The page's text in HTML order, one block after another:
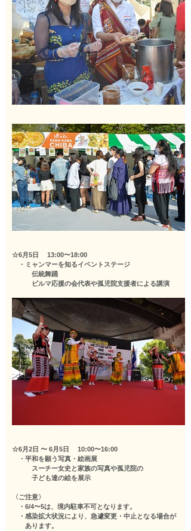
☆6月5日 13:00〜18:00
・ミャンマーを知るイベントステージ
伝統舞踊
ビルマ応援の会代表や孤児院支援者による講演
☆6月2日 〜 6月5日 10:00〜16:00
・平和を願う写真・絵画展
スーチー女史と家族の写真や孤児院の
子ども達の絵を展示
〈ご注意〉
・6/4〜5は、境内駐車不可となります。
・感染拡大状況により、急遽変更・中止となる場合が
あります。